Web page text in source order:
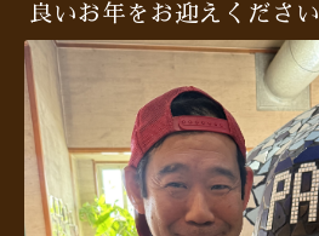
良いお年をお迎えください